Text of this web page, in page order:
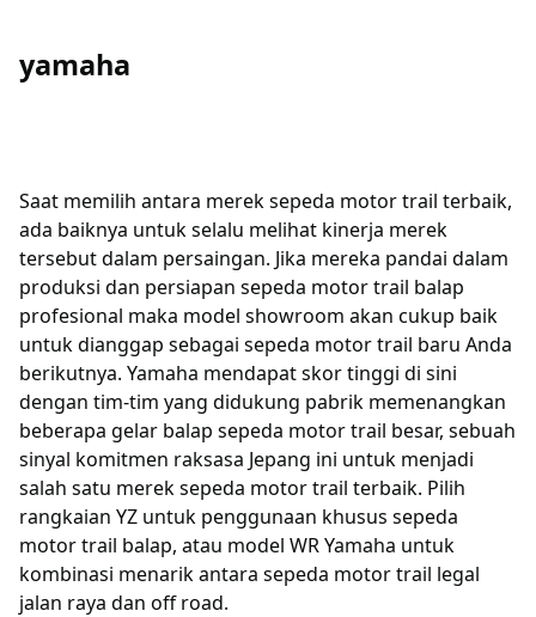
yamaha
Saat memilih antara merek sepeda motor trail terbaik,
ada baiknya untuk selalu melihat kinerja merek
tersebut dalam persaingan. Jika mereka pandai dalam
produksi dan persiapan sepeda motor trail balap
profesional maka model showroom akan cukup baik
untuk dianggap sebagai sepeda motor trail baru Anda
berikutnya. Yamaha mendapat skor tinggi di sini
dengan tim-tim yang didukung pabrik memenangkan
beberapa gelar balap sepeda motor trail besar, sebuah
sinyal komitmen raksasa Jepang ini untuk menjadi
salah satu merek sepeda motor trail terbaik. Pilih
rangkaian YZ untuk penggunaan khusus sepeda
motor trail balap, atau model WR Yamaha untuk
kombinasi menarik antara sepeda motor trail legal
jalan raya dan off road.